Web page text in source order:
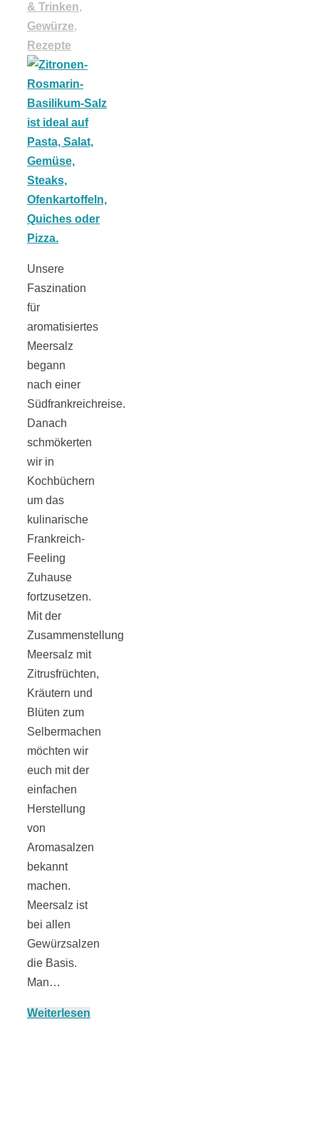
& Trinken,
Gewürze,
Rezepte
Unsere
Faszination
für
aromatisiertes
Meersalz
begann
nach einer
Südfrankreichreise.
Danach
schmökerten
wir in
Kochbüchern
um das
kulinarische
Frankreich-
Feeling
Zuhause
fortzusetzen.
Mit der
Zusammenstellung
Meersalz mit
Zitrusfrüchten,
Kräutern und
Blüten zum
Selbermachen
möchten wir
euch mit der
einfachen
Herstellung
von
Aromasalzen
bekannt
machen.
Meersalz ist
bei allen
Gewürzsalzen
die Basis.
Man…
Weiterlesen